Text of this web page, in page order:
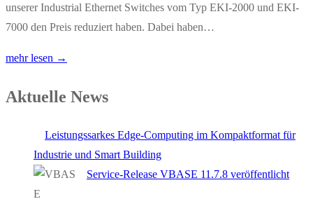
unserer Industrial Ethernet Switches vom Typ EKI-2000 und EKI-
7000 den Preis reduziert haben. Dabei haben…
mehr lesen →
Aktuelle News
Leistungssarkes Edge-Computing im Kompaktformat für
Industrie und Smart Building
Service-Release VBASE 11.7.8 veröffentlicht